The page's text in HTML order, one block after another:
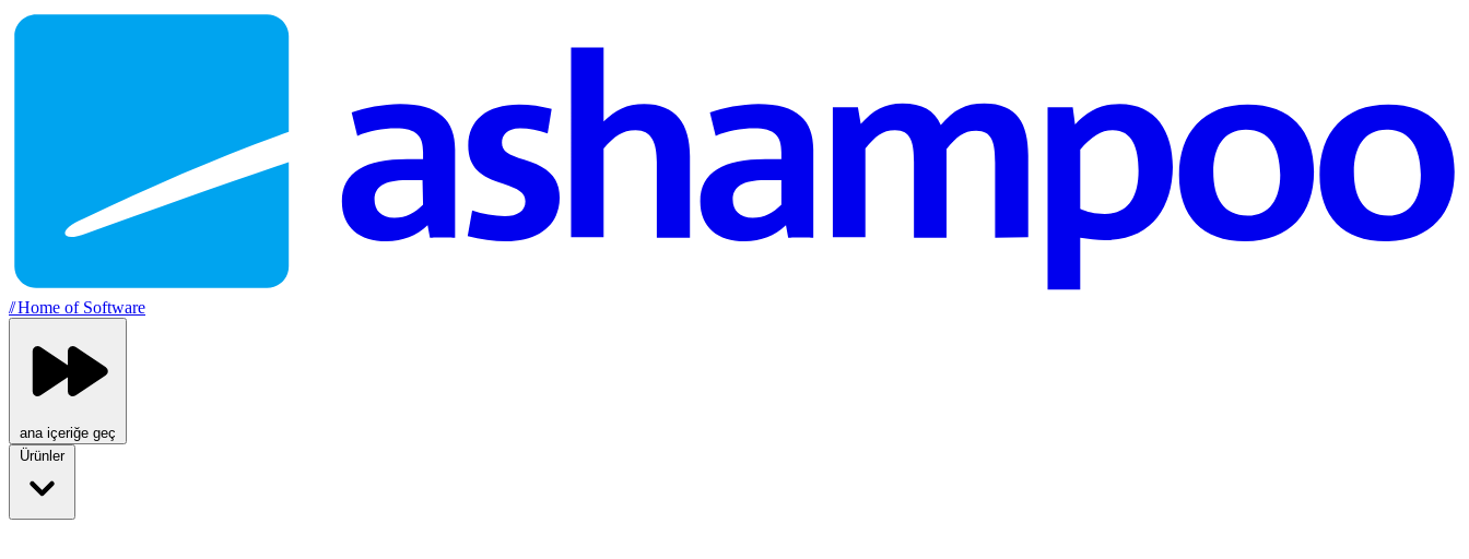
//Home of Software
ana içeriğe geç
Ürünler